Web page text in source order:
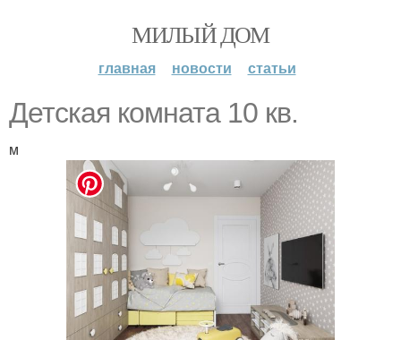
МИЛЫЙ ДОМ
главная новости статьи
Детская комната 10 кв.
м